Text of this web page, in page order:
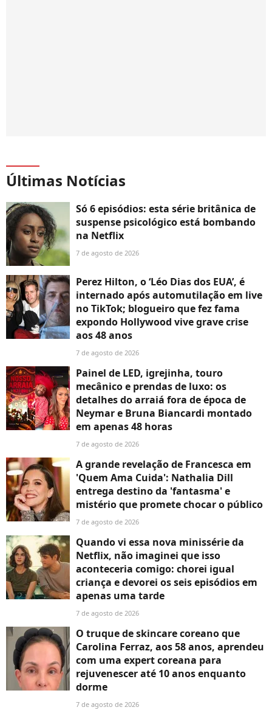
Últimas Notícias
Só 6 episódios: esta série britânica de
suspense psicológico está bombando
na Netflix
7 de agosto de 2026
Perez Hilton, o ‘Léo Dias dos EUA’, é
internado após automutilação em live
no TikTok; blogueiro que fez fama
expondo Hollywood vive grave crise
aos 48 anos
7 de agosto de 2026
Painel de LED, igrejinha, touro
mecânico e prendas de luxo: os
detalhes do arraiá fora de época de
Neymar e Bruna Biancardi montado
em apenas 48 horas
7 de agosto de 2026
A grande revelação de Francesca em
'Quem Ama Cuida': Nathalia Dill
entrega destino da 'fantasma' e
mistério que promete chocar o público
7 de agosto de 2026
Quando vi essa nova minissérie da
Netflix, não imaginei que isso
aconteceria comigo: chorei igual
criança e devorei os seis episódios em
apenas uma tarde
7 de agosto de 2026
O truque de skincare coreano que
Carolina Ferraz, aos 58 anos, aprendeu
com uma expert coreana para
rejuvenescer até 10 anos enquanto
dorme
7 de agosto de 2026